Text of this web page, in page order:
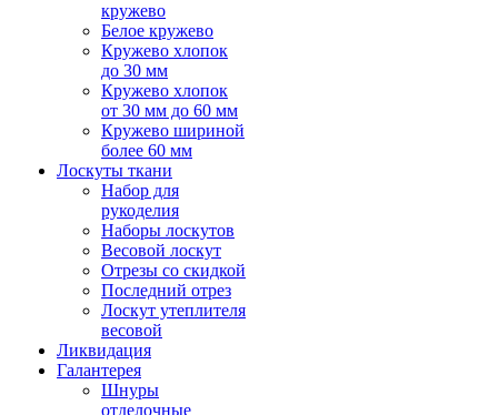
кружево
Белое кружево
Кружево хлопок
до 30 мм
Кружево хлопок
от 30 мм до 60 мм
Кружево шириной
более 60 мм
Лоскуты ткани
Набор для
рукоделия
Наборы лоскутов
Весовой лоскут
Отрезы со скидкой
Последний отрез
Лоскут утеплителя
весовой
Ликвидация
Галантерея
Шнуры
отделочные